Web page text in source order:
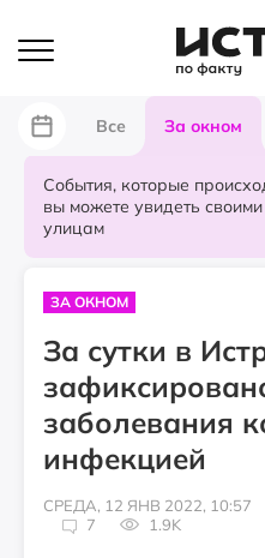
Все За окном
События, которые
вы можете увидеть
улицам
ЗА ОКНОМ
За сутки в
заболевания
инфекцией
СРЕДА, 12 ЯНВ 2022, 10:57
7
1.9K